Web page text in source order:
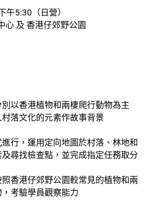
午5:30（日營）
心 及 香港仔郊野公園
以香港植物和兩棲爬行動物為主
落文化的元素作故事背景
行，運用定向地圖於村落、林地和
尋找檢查點，並完成指定任務取分
香港仔郊野公園較常見的植物和兩
考驗學員觀察能力